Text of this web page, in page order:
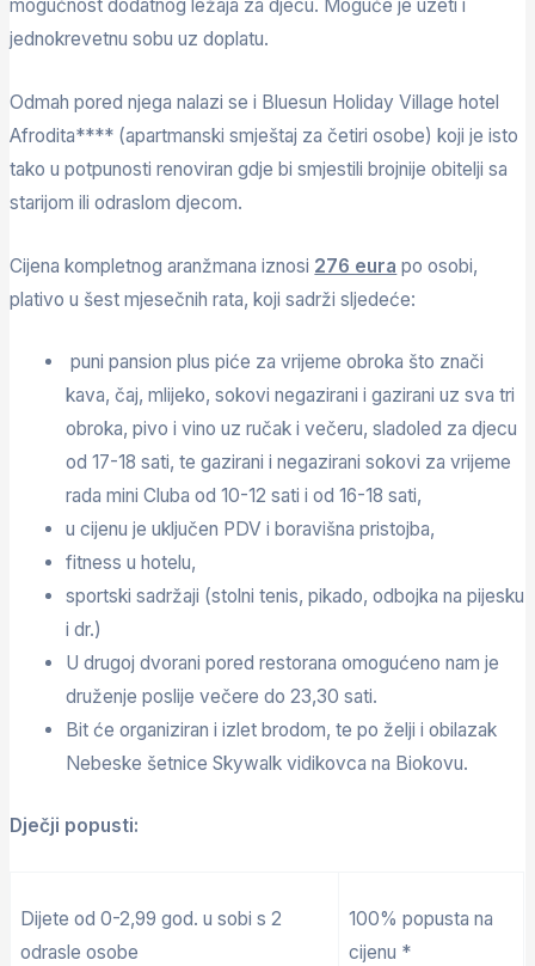
mogućnost dodatnog ležaja za djecu. Moguće je uzeti i
jednokrevetnu sobu uz doplatu.
Odmah pored njega nalazi se i Bluesun Holiday Village hotel
Afrodita**** (apartmanski smještaj za četiri osobe) koji je isto
tako u potpunosti renoviran gdje bi smjestili brojnije obitelji sa
starijom ili odraslom djecom.
Cijena kompletnog aranžmana iznosi 276 eura po osobi,
plativo u šest mjesečnih rata, koji sadrži sljedeće:
puni pansion plus piće za vrijeme obroka što znači
kava, čaj, mlijeko, sokovi negazirani i gazirani uz sva tri
obroka, pivo i vino uz ručak i večeru, sladoled za djecu
od 17-18 sati, te gazirani i negazirani sokovi za vrijeme
rada mini Cluba od 10-12 sati i od 16-18 sati,
u cijenu je uključen PDV i boravišna pristojba,
fitness u hotelu,
sportski sadržaji (stolni tenis, pikado, odbojka na pijesku
i dr.)
U drugoj dvorani pored restorana omogućeno nam je
druženje poslije večere do 23,30 sati.
Bit će organiziran i izlet brodom, te po želji i obilazak
Nebeske šetnice Skywalk vidikovca na Biokovu.
Dječji popusti:
Dijete od 0-2,99 god. u sobi s 2
odrasle osobe
100% popusta na
cijenu *